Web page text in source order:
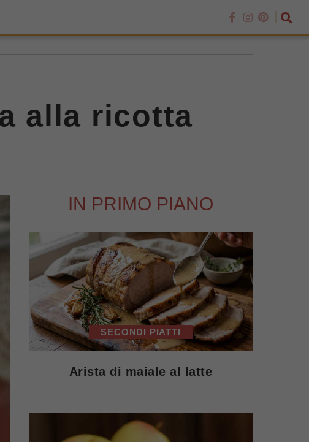
alla ricotta
IN PRIMO PIANO
SECONDI PIATTI
Arista di maiale al latte